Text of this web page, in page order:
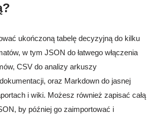
ukończoną tabelę decyzyjną do kilku
w tym JSON do łatwego włączenia
CSV do analizy arkuszy
oraz Markdown do jasnej
i wiki. Możesz również zapisać całą
by później go zaimportować i